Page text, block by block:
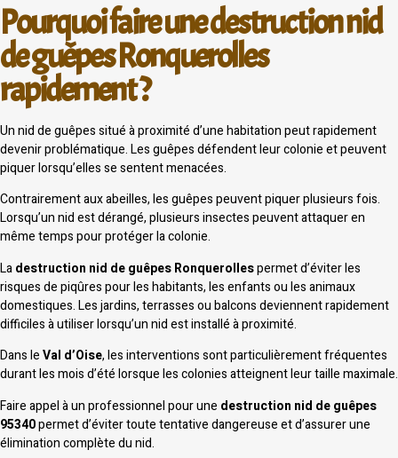
Pourquoi faire une destruction nid
de guêpes Ronquerolles
rapidement ?
Un nid de guêpes situé à proximité d’une habitation peut rapidement
devenir problématique. Les guêpes défendent leur colonie et peuvent
piquer lorsqu’elles se sentent menacées.
Contrairement aux abeilles, les guêpes peuvent piquer plusieurs fois.
Lorsqu’un nid est dérangé, plusieurs insectes peuvent attaquer en
même temps pour protéger la colonie.
Ladestruction nid de guêpes Ronquerollespermet d’éviter les
risques de piqûres pour les habitants, les enfants ou les animaux
domestiques. Les jardins, terrasses ou balcons deviennent rapidement
difficiles à utiliser lorsqu’un nid est installé à proximité.
Dans leVal d’Oise, les interventions sont particulièrement fréquentes
durant les mois d’été lorsque les colonies atteignent leur taille maximale.
Faire appel à un professionnel pour une destruction nid de guêpes
95340permet d’éviter toute tentative dangereuse et d’assurer une
élimination complète du nid.